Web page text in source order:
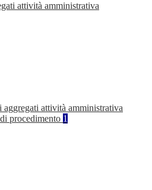
attività amministrativa
aggregati attività amministrativa
procedimento 1